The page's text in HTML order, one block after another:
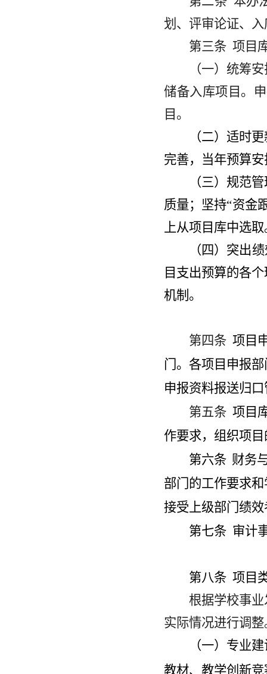
划、评审论证、
第三条 项目
（一）统筹
储备入库项目。
目。
（二）适时
完善，当年预算
（三）规范
质量；坚持“资金
上从项目库中选
（四）突出
目支出预算的各
机制。
第四条 项目
门。各项目申报
申报资料报送归
第五条 项目
作要求，组织项
第六条 财务
部门的工作要求
接受上级部门绩
第七条 审计
第八条 项目
根据学校事
实际情况进行调整
（一）专业
教材、教学创新